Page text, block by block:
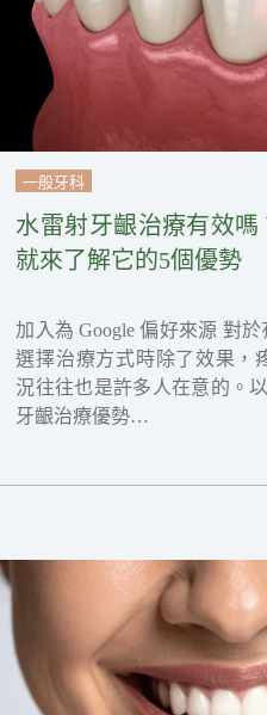
一般牙科
水雷射牙齦治療有效
就來了解它的5個優勢
加入為 Google 偏好來源 對
選擇治療方式時除了效果，
況往往也是許多人在意的。
牙齦治療優勢…